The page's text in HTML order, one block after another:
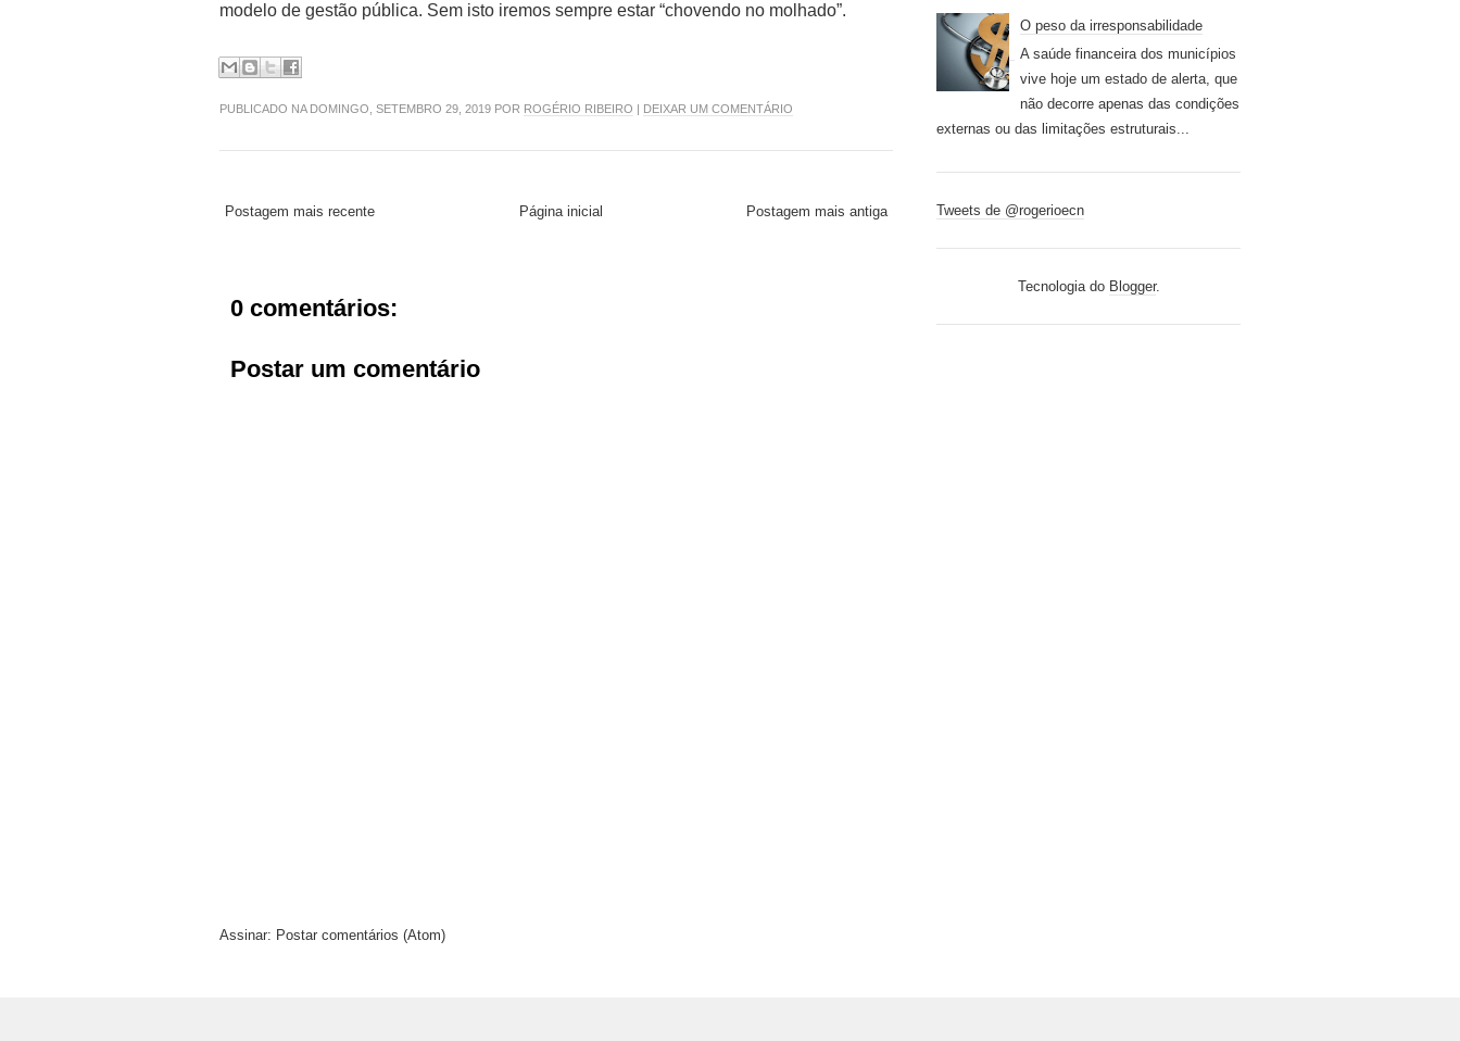
modelo de gestão pública. Sem isto iremos sempre estar “chovendo no molhado”.
PUBLICADO NA DOMINGO, SETEMBRO 29, 2019 POR ROGÉRIO RIBEIRO | DEIXAR UM COMENTÁRIO
Postagem mais recente Postagem mais antiga
Página inicial
0 comentários:
Postar um comentário
Assinar: Postar comentários (Atom)
O peso da irresponsabilidade
A saúde financeira dos municípios
vive hoje um estado de alerta, que
não decorre apenas das condições
externas ou das limitações estruturais...
Tweets de @rogerioecn
Tecnologia do Blogger.